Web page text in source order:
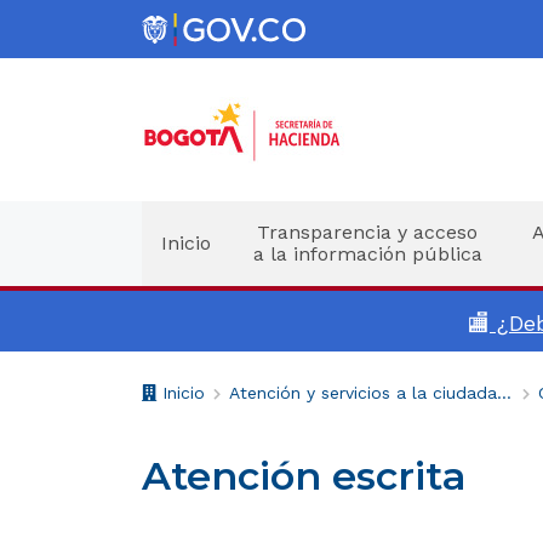
Enlace
a
Gov.co
principal
Inicio
Transparencia y acceso
a la información pública
🏬
Breadcrumb
Inicio
v
e
Atención y servicios a la ciudadanía
Atención escrita